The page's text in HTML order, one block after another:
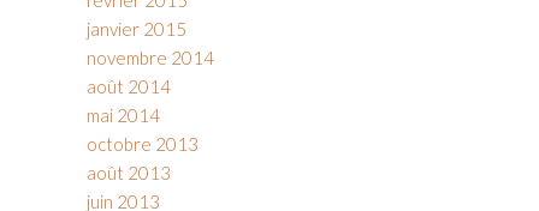
janvier 2015
novembre 2014
août 2014
mai 2014
octobre 2013
août 2013
juin 2013